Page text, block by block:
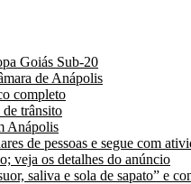
Goiás Sub-20
de Anápolis
completo
trânsito
Anápolis
de pessoas e segue com
veja os detalhes do anúncio
saliva e sola de sapato” e